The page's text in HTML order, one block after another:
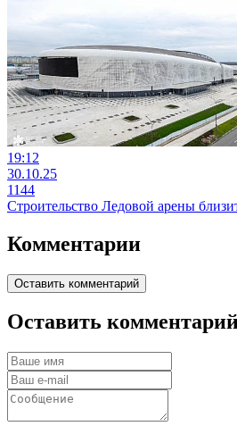
19:12
30.10.25
1144
Строительство Ледовой арены
Комментарии
Оставить комментарий
Оставить